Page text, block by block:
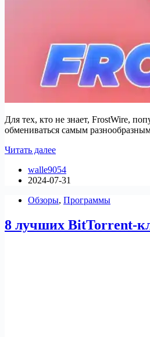
Для тех, кто не знает, FrostWire,
обмениваться самым
Читать далееКак
FrostWire
на
Linux
walle9054
2024-07-31
Обзоры, Программы
8 лучших BitTorrent-